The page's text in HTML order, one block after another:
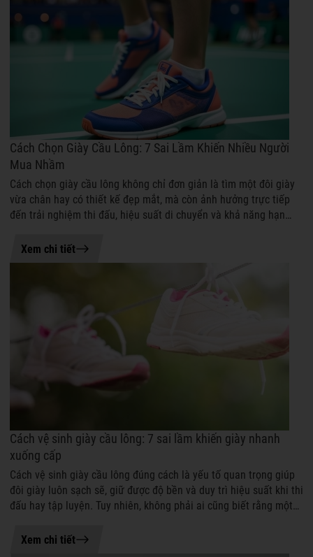
05-08-2026 15:10
Cách Chọn Giày Cầu Lông: 7 Sai Lầm Khiến Nhiều Người
Mua Nhầm
Cách chọn giày cầu lông không chỉ đơn giản là tìm một đôi giày
vừa chân hay có thiết kế đẹp mắt, mà còn ảnh hưởng trực tiếp
đến trải nghiệm thi đấu, hiệu suất di chuyển và khả năng hạn
Xem chi tiết
03-08-2026 14:47
Cách vệ sinh giày cầu lông: 7 sai lầm khiến giày nhanh
xuống cấp
Cách vệ sinh giày cầu lông đúng cách là yếu tố quan trọng giúp
đôi giày luôn sạch sẽ, giữ được độ bền và duy trì hiệu suất khi thi
đấu hay tập luyện. Tuy nhiên, không phải ai cũng biết rằng một
Xem chi tiết